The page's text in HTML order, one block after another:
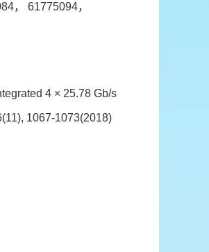
， 61775094，
4 × 25.78 Gb/s
1067-1073(2018)